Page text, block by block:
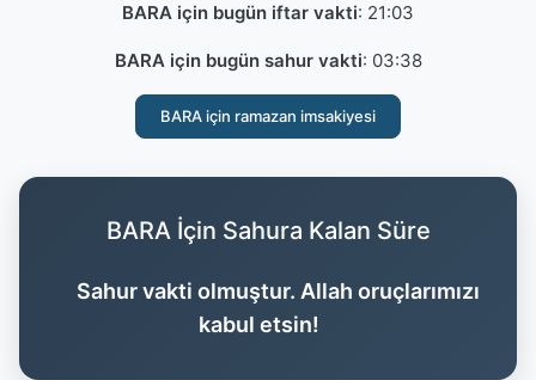
BARA için bugün iftar vakti: 21:03
BARA için bugün sahur vakti: 03:38
BARA için ramazan imsakiyesi
BARA İçin Sahura Kalan Süre
Sahur vakti olmuştur. Allah oruçlarımızı
kabul etsin!